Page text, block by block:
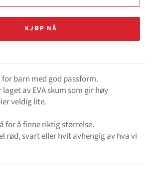
KJØP NÅ
barn med god passform.
av EVA skum som gir høy
veldig lite.
for å finne riktig størrelse.
rød, svart eller hvit avhengig av hva vi